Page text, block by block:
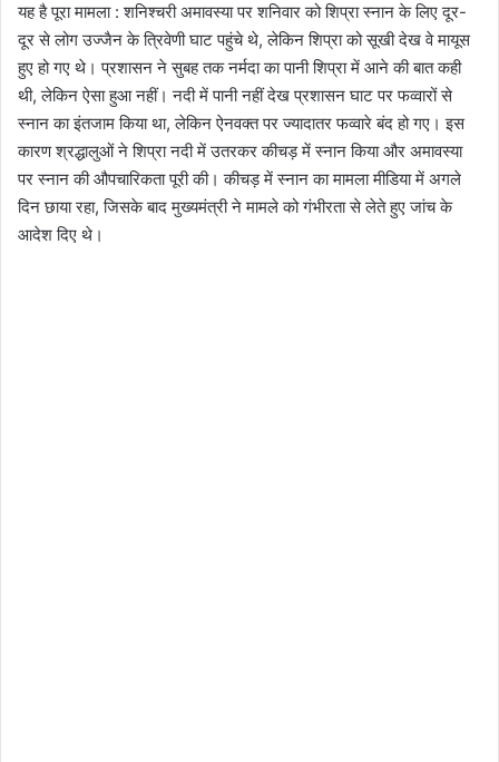
यह है पूरा मामला : शनिश्चरी अमावस्या पर शनिवार को शिप्रा स्नान के लिए दूर-
दूर से लोग उज्जैन के त्रिवेणी घाट पहुंचे थे, लेकिन शिप्रा को सूखी देख वे मायूस
हुए हो गए थे। प्रशासन ने सुबह तक नर्मदा का पानी शिप्रा में आने की बात कही
थी, लेकिन ऐसा हुआ नहीं। नदी में पानी नहीं देख प्रशासन घाट पर फव्वारों से
स्नान का इंतजाम किया था, लेकिन ऐनवक्त पर ज्यादातर फव्वारे बंद हो गए। इस
कारण श्रद्धालुओं ने शिप्रा नदी में उतरकर कीचड़ में स्नान किया और अमावस्या
पर स्नान की औपचारिकता पूरी की। कीचड़ में स्नान का मामला मीडिया में अगले
दिन छाया रहा, जिसके बाद मुख्यमंत्री ने मामले को गंभीरता से लेते हुए जांच के
आदेश दिए थे।